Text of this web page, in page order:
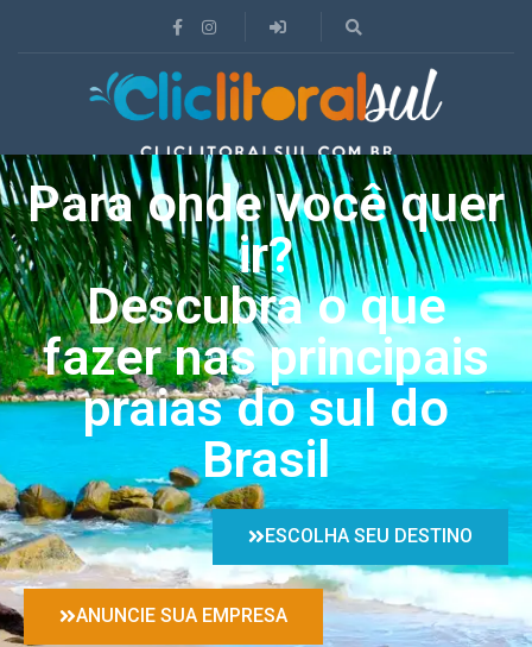
Para onde você quer
ir?
Descubra o que
fazer nas principais
praias do sul do
Brasil
ESCOLHA SEU DESTINO
ANUNCIE SUA EMPRESA